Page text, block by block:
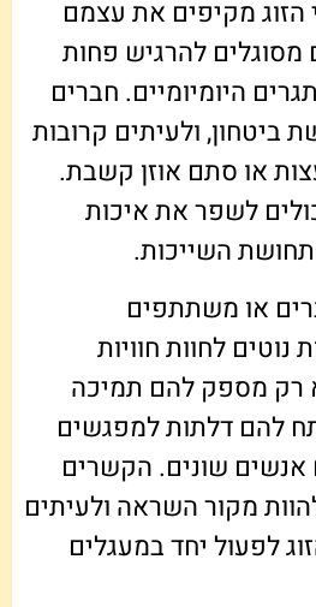
מקיפים את עצמם
להרגיש פחות
היומיומיים. חברים
ביטחון, ולעיתים קרובות
או סתם אוזן קשבת.
לשפר את איכות
השייכות.
או משתתפים
נוטים לחוות חוויות
רק מספק להם תמיכה
להם דלתות למפגשים
אנשים שונים. הקשרים
מקור השראה ולעיתים
לפעול יחד במעגלים